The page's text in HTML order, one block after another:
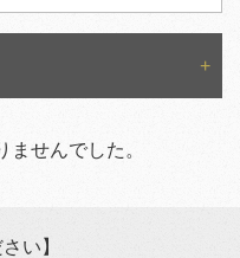
せんでした。
い】